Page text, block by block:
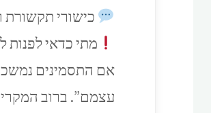
כישורי תקשורת
מתי כדאי לפנות
אם התסמינים
עצמם”. ברוב